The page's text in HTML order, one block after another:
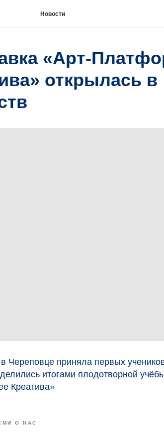
Новости
«Арт-
открылась в
Череповце приняла первых
итогами плодотворной
Креатива»
О НАС